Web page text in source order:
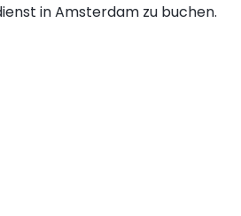
in Amsterdam zu buchen.